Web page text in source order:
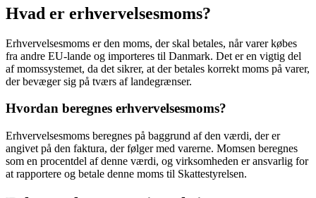
Hvad er erhvervelsesmoms?
Erhvervelsesmoms er den moms, der skal betales, når varer købes
fra andre EU-lande og importeres til Danmark. Det er en vigtig del
af momssystemet, da det sikrer, at der betales korrekt moms på varer,
der bevæger sig på tværs af landegrænser.
Hvordan beregnes erhvervelsesmoms?
Erhvervelsesmoms beregnes på baggrund af den værdi, der er
angivet på den faktura, der følger med varerne. Momsen beregnes
som en procentdel af denne værdi, og virksomheden er ansvarlig for
at rapportere og betale denne moms til Skattestyrelsen.